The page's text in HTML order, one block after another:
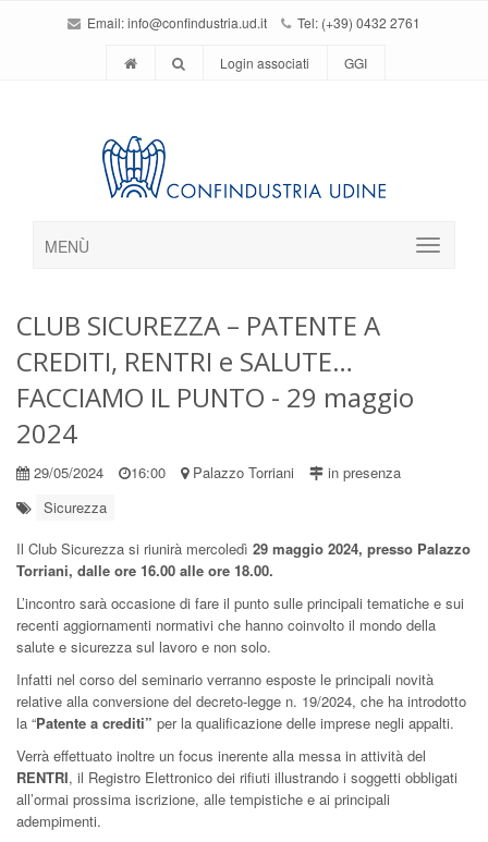
Email:info@confindustria.ud.it Tel: (+39) 0432 2761
Login associati GGI
MENÙ
CLUB SICUREZZA – PATENTE A
CREDITI, RENTRI e SALUTE…
FACCIAMO IL PUNTO - 29 maggio
2024
29/05/2024 16:00 Palazzo Torriani
in presenza
Sicurezza
Il Club Sicurezza si riunirà mercoledì 29 maggio 2024, presso Palazzo
Torriani, dalle ore 16.00 alle ore 18.00.
L’incontro sarà occasione di fare il punto sulle principali tematiche e sui
recenti aggiornamenti normativi che hanno coinvolto il mondo della
salute e sicurezza sul lavoro e non solo.
Infatti nel corso del seminario verranno esposte le principali novità
relative alla conversione del decreto-legge n. 19/2024, che ha introdotto
la “Patente a crediti” per la qualificazione delle imprese negli appalti.
Verrà effettuato inoltre un focus inerente alla messa in attività del
RENTRI, il Registro Elettronico dei rifiuti illustrando i soggetti obbligati
all’ormai prossima iscrizione, alle tempistiche e ai principali
adempimenti.